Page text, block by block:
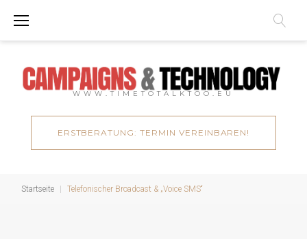
Inhalt
WWW.TIMETOTALKTOO.EU
ERSTBERATUNG: TERMIN VEREINBAREN!
Startseite Telefonischer Broadcast & „Voice SMS“